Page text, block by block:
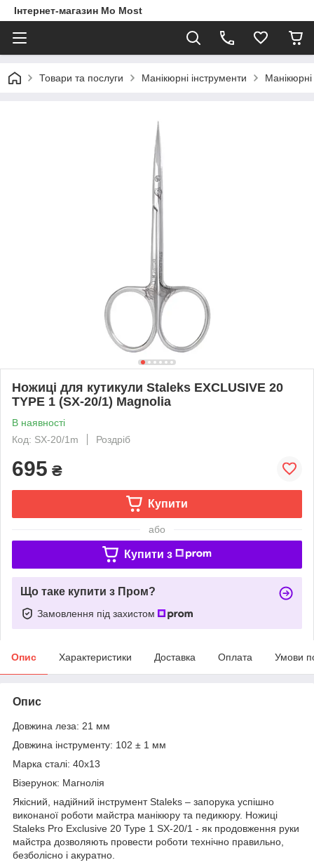
Інтернет-магазин Mo Most
Товари та послуги Манікюрні інструменти
Ножиці для кутикули Staleks EXCLUSIVE 20
TYPE 1 (SX-20/1) Magnolia
В наявності
Код: SX-20/1m
Роздріб
695 ₴
Купити
або
Купити з
Що таке купити з Пром?
Замовлення під захистом
Опис Характеристики Доставка Оплата Умови
Опис
Довжина леза: 21 мм
Довжина інструменту: 102 ± 1 мм
Марка сталі: 40х13
Візерунок: Магнолія
Якісний, надійний інструмент Staleks – запорука успішно
виконаної роботи майстра манікюру та педикюру. Ножиці
Staleks Pro Exclusive 20 Type 1 SX-20/1 - як продовження руки
майстра дозволяють провести роботи технічно правильно,
безболісно і акуратно.